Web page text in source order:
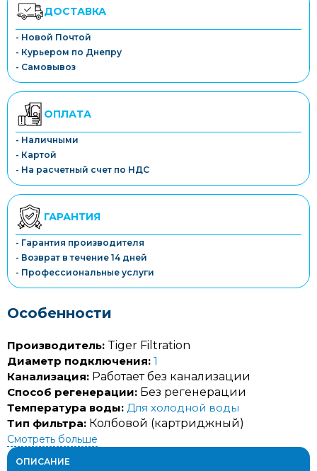
ДОСТАВКА
- Новой Почтой
- Курьером по Днепру
- Самовывоз
ОПЛАТА
- Наличными
- Картой
- На расчетный счет по НДС
ГАРАНТИЯ
- Гарантия производителя
- Возврат в течение 14 дней
- Профессиональные услуги
Особенности
Производитель: Tiger Filtration
Диаметр подключения: 1
Канализация: Работает без канализации
Способ регенерации: Без регенерации
Температура воды: Для холодной воды
Тип фильтра: Колбовой (картриджный)
Смотреть больше
ОПИСАНИЕ